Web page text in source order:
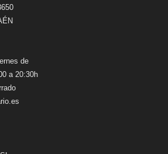
de
a 20:30h